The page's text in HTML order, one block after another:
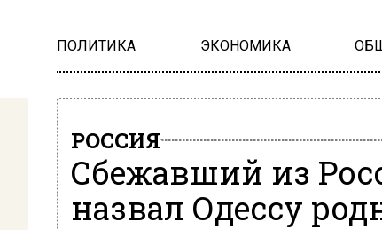
ПОЛИТИКА ЭКОНОМИКА
РОССИЯ
Сбежавший из
назвал Одессу